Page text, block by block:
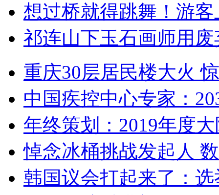
想过桥就得跳舞！游客
祁连山下玉石画师用
重庆30层居民楼大火
中国疾控中心专家：
年终策划：2019年度
悼念冰桶挑战发起人
韩国议会打起来了：